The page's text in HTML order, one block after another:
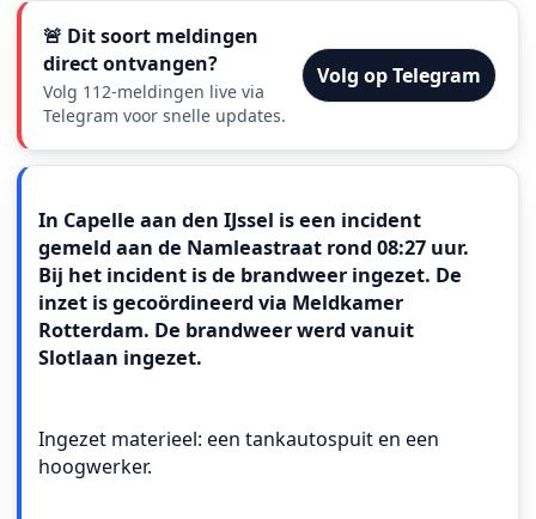
🚨 Dit soort meldingen
direct ontvangen?
Volg 112-meldingen live via
Telegram voor snelle updates.
Volg op Telegram
In Capelle aan den IJssel is een incident
gemeld aan de Namleastraat rond 08:27 uur.
Bij het incident is de brandweer ingezet. De
inzet is gecoördineerd via Meldkamer
Rotterdam. De brandweer werd vanuit
Slotlaan ingezet.
Ingezet materieel: een tankautospuit en een
hoogwerker.